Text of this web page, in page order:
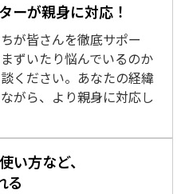
ーが親身に対応！
が皆さんを徹底サポー
ずいたり悩んでいるのか
ください。あなたの経緯
がら、より親身に対応し
い方など、
る